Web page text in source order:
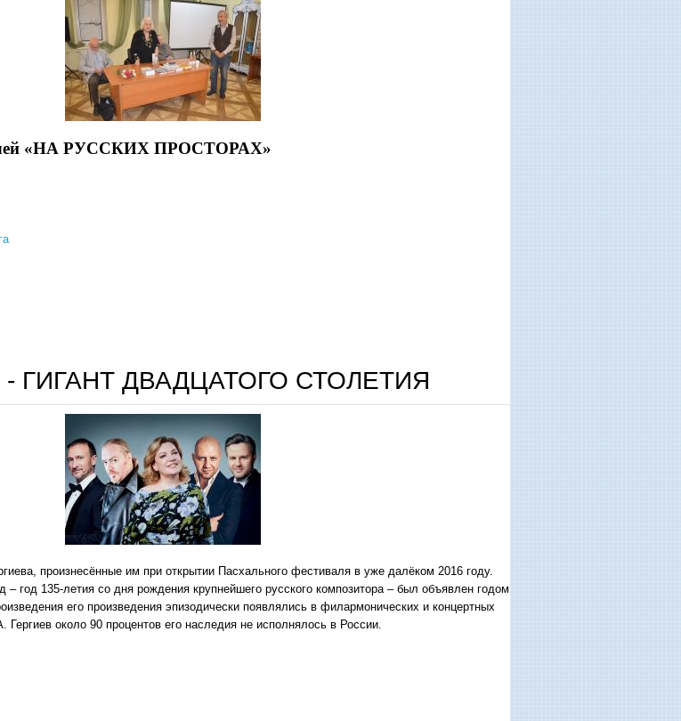
«НА РУССКИХ ПРОСТОРАХ»
ГИГАНТ ДВАДЦАТОГО СТОЛЕТИЯ
произнесённые им при открытии Пасхального фестиваля в уже далёком 2016 году.
год 135-летия со дня рождения крупнейшего русского композитора – был объявлен годом
его произведения эпизодически появлялись в филармонических и концертных
около 90 процентов его наследия не исполнялось в России.